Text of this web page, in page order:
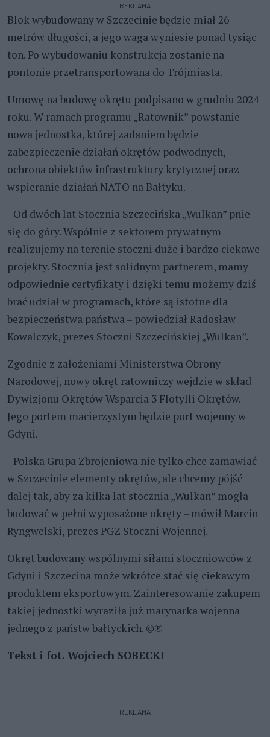
REKLAMA
Blok wybudowany w Szczecinie będzie miał 26
metrów długości, a jego waga wyniesie ponad tysiąc
ton. Po wybudowaniu konstrukcja zostanie na
pontonie przetransportowana do Trójmiasta.
Umowę na budowę okrętu podpisano w grudniu 2024
roku. W ramach programu „Ratownik” powstanie
nowa jednostka, której zadaniem będzie
zabezpieczenie działań okrętów podwodnych,
ochrona obiektów infrastruktury krytycznej oraz
wspieranie działań NATO na Bałtyku.
- Od dwóch lat Stocznia Szczecińska „Wulkan” pnie
się do góry. Wspólnie z sektorem prywatnym
realizujemy na terenie stoczni duże i bardzo ciekawe
projekty. Stocznia jest solidnym partnerem, mamy
odpowiednie certyfikaty i dzięki temu możemy dziś
brać udział w programach, które są istotne dla
bezpieczeństwa państwa – powiedział Radosław
Kowalczyk, prezes Stoczni Szczecińskiej „Wulkan”.
Zgodnie z założeniami Ministerstwa Obrony
Narodowej, nowy okręt ratowniczy wejdzie w skład
Dywizjonu Okrętów Wsparcia 3 Flotylli Okrętów.
Jego portem macierzystym będzie port wojenny w
Gdyni.
- Polska Grupa Zbrojeniowa nie tylko chce zamawiać
w Szczecinie elementy okrętów, ale chcemy pójść
dalej tak, aby za kilka lat stocznia „Wulkan” mogła
budować w pełni wyposażone okręty – mówił Marcin
Ryngwelski, prezes PGZ Stoczni Wojennej.
Okręt budowany wspólnymi siłami stoczniowców z
Gdyni i Szczecina może wkrótce stać się ciekawym
produktem eksportowym. Zainteresowanie zakupem
takiej jednostki wyraziła już marynarka wojenna
jednego z państw bałtyckich. ©℗
Tekst i fot. Wojciech SOBECKI
REKLAMA